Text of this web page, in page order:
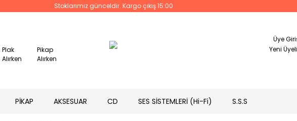
Stoklarımız günceldir. Kargo çıkış 15:00
Plak
Alırken
Pikap
Alırken
Üye
Yeni
PİKAP AKSESUAR CD SES SİSTEMLERİ (Hi-Fi) S.S.S